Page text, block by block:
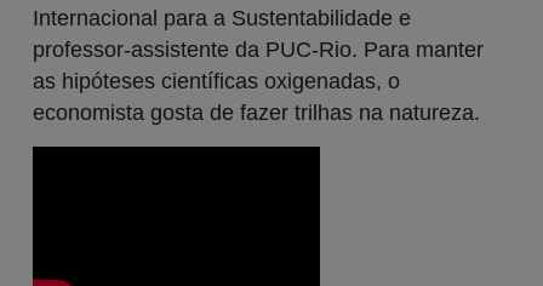
Internacional para a Sustentabilidade e
professor-assistente da PUC-Rio. Para manter
as hipóteses científicas oxigenadas, o
economista gosta de fazer trilhas na natureza.